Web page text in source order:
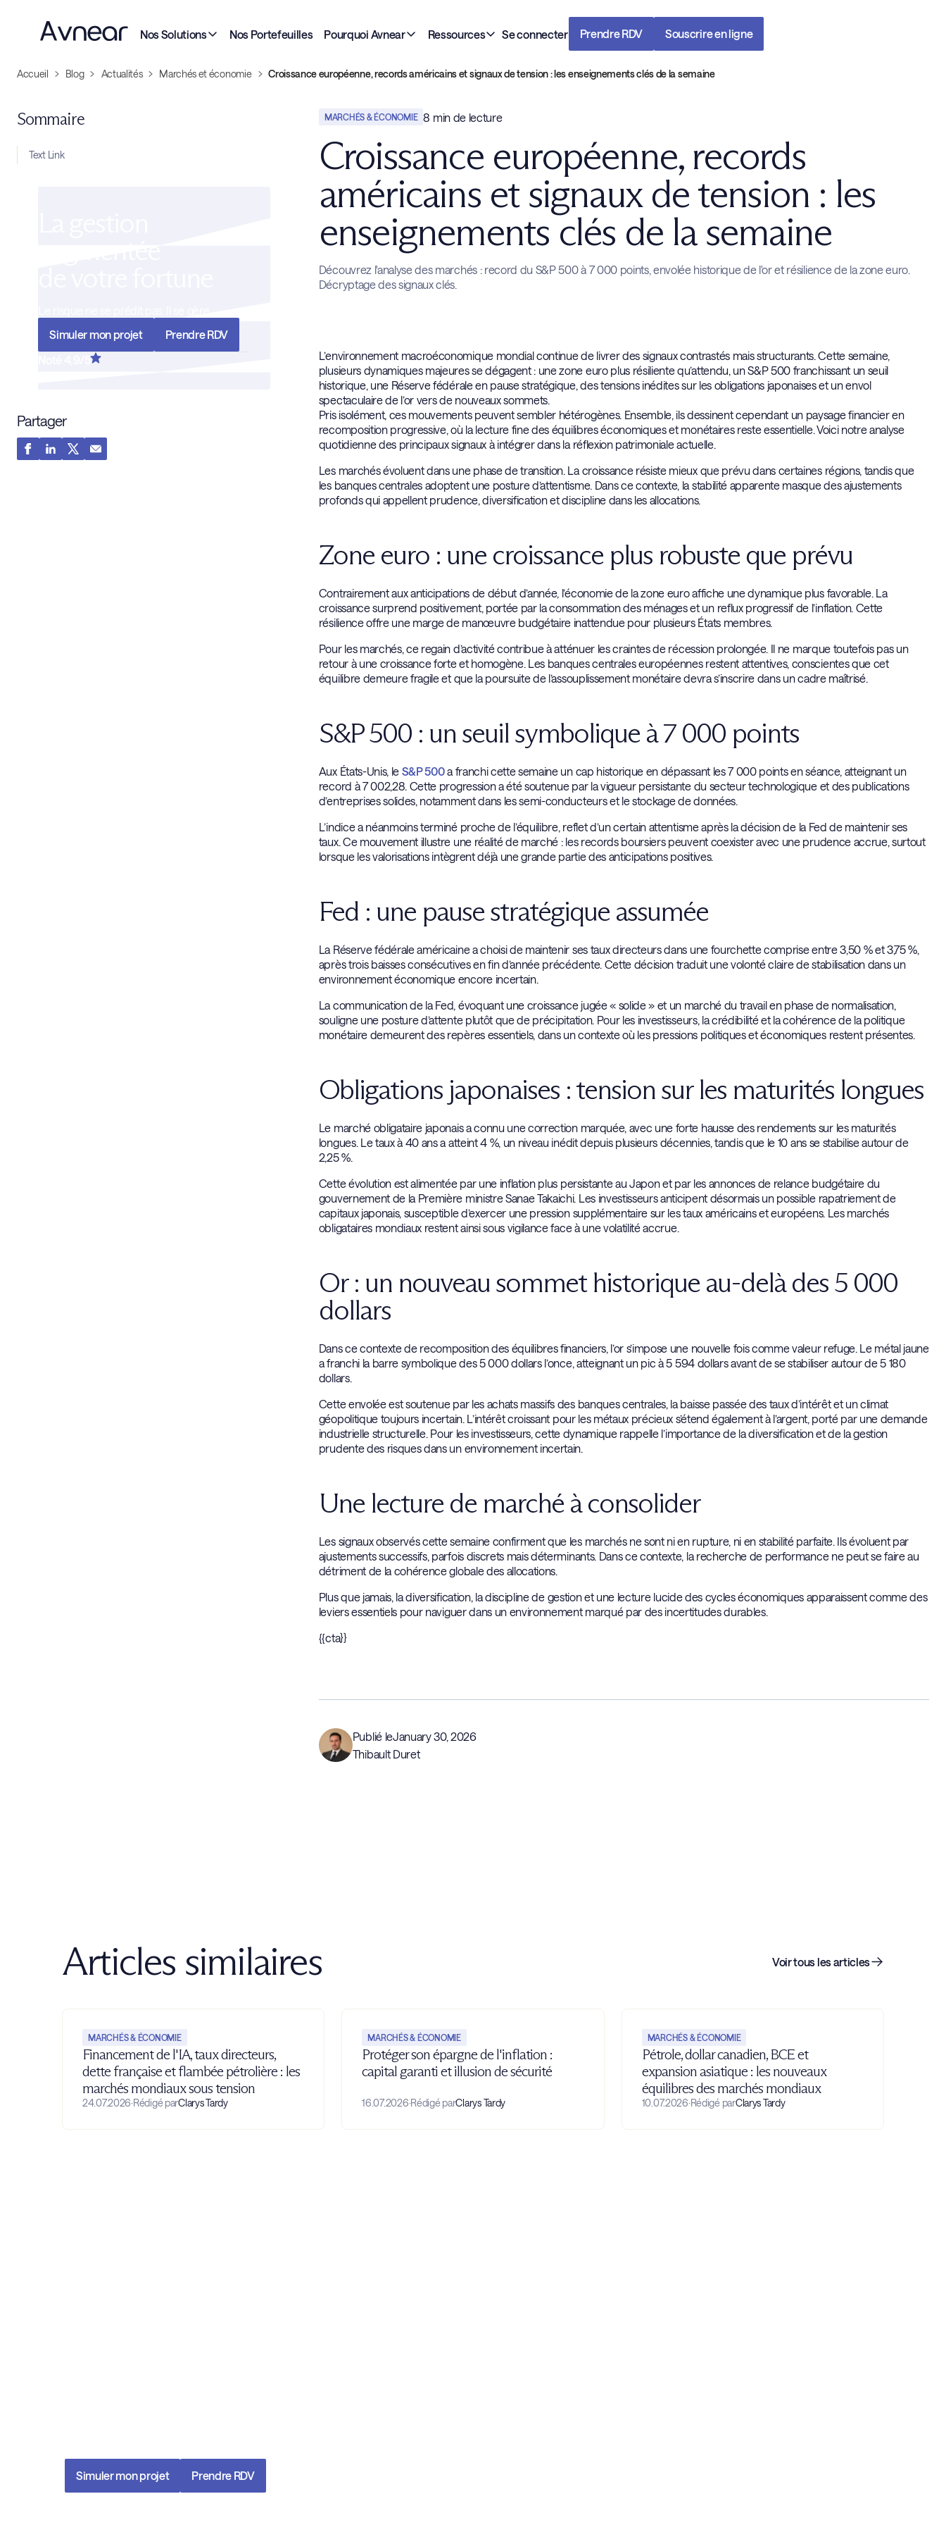
Nos Solutions Nos Portefeuilles Pourquoi Avnear Ressources Se connecter Prendre RDV Souscrire en ligne
Accueil Blog Actualités Marchés et économie Croissance européenne, records américains et signaux de tension : les enseignements clés de la semaine
Sommaire
Text Link
Simuler mon projet
Prendre RDV
Noté 4,9/5
Partager
MARCHÉS & ÉCONOMIE 8 min de lecture
Croissance européenne, records
américains et signaux de tension : les
enseignements clés de la semaine
Découvrez l'analyse des marchés : record du S&P 500 à 7 000 points, envolée historique de l'or et résilience de la zone euro.
Décryptage des signaux clés.
L’environnement macroéconomique mondial continue de livrer des signaux contrastés mais structurants. Cette semaine,
plusieurs dynamiques majeures se dégagent : une zone euro plus résiliente qu’attendu, un S&P 500 franchissant un seuil
historique, une Réserve fédérale en pause stratégique, des tensions inédites sur les obligations japonaises et un envol
spectaculaire de l’or vers de nouveaux sommets.
Pris isolément, ces mouvements peuvent sembler hétérogènes. Ensemble, ils dessinent cependant un paysage financier en
recomposition progressive, où la lecture fine des équilibres économiques et monétaires reste essentielle. Voici notre analyse
quotidienne des principaux signaux à intégrer dans la réflexion patrimoniale actuelle.
Les marchés évoluent dans une phase de transition. La croissance résiste mieux que prévu dans certaines régions, tandis que
les banques centrales adoptent une posture d’attentisme. Dans ce contexte, la stabilité apparente masque des ajustements
profonds qui appellent prudence, diversification et discipline dans les allocations.
Zone euro : une croissance plus robuste que prévu
Contrairement aux anticipations de début d’année, l’économie de la zone euro affiche une dynamique plus favorable. La
croissance surprend positivement, portée par la consommation des ménages et un reflux progressif de l’inflation. Cette
résilience offre une marge de manœuvre budgétaire inattendue pour plusieurs États membres.
Pour les marchés, ce regain d’activité contribue à atténuer les craintes de récession prolongée. Il ne marque toutefois pas un
retour à une croissance forte et homogène. Les banques centrales européennes restent attentives, conscientes que cet
équilibre demeure fragile et que la poursuite de l’assouplissement monétaire devra s’inscrire dans un cadre maîtrisé.
S&P 500 : un seuil symbolique à 7 000 points
Aux États-Unis, le S&P 500a franchi cette semaine un cap historique en dépassant les 7 000 points en séance, atteignant un
record à 7 002,28. Cette progression a été soutenue par la vigueur persistante du secteur technologique et des publications
d’entreprises solides, notamment dans les semi-conducteurs et le stockage de données.
L’indice a néanmoins terminé proche de l’équilibre, reflet d’un certain attentisme après la décision de la Fed de maintenir ses
taux. Ce mouvement illustre une réalité de marché : les records boursiers peuvent coexister avec une prudence accrue, surtout
lorsque les valorisations intègrent déjà une grande partie des anticipations positives.
Fed : une pause stratégique assumée
La Réserve fédérale américaine a choisi de maintenir ses taux directeurs dans une fourchette comprise entre 3,50 % et 3,75 %,
après trois baisses consécutives en fin d’année précédente. Cette décision traduit une volonté claire de stabilisation dans un
environnement économique encore incertain.
La communication de la Fed, évoquant une croissance jugée « solide » et un marché du travail en phase de normalisation,
souligne une posture d’attente plutôt que de précipitation. Pour les investisseurs, la crédibilité et la cohérence de la politique
monétaire demeurent des repères essentiels, dans un contexte où les pressions politiques et économiques restent présentes.
Obligations japonaises : tension sur les maturités longues
Le marché obligataire japonais a connu une correction marquée, avec une forte hausse des rendements sur les maturités
longues. Le taux à 40 ans a atteint 4 %, un niveau inédit depuis plusieurs décennies, tandis que le 10 ans se stabilise autour de
2,25 %.
Cette évolution est alimentée par une inflation plus persistante au Japon et par les annonces de relance budgétaire du
gouvernement de la Première ministre Sanae Takaichi. Les investisseurs anticipent désormais un possible rapatriement de
capitaux japonais, susceptible d’exercer une pression supplémentaire sur les taux américains et européens. Les marchés
obligataires mondiaux restent ainsi sous vigilance face à une volatilité accrue.
Or : un nouveau sommet historique au-delà des 5 000
dollars
Dans ce contexte de recomposition des équilibres financiers, l’or s’impose une nouvelle fois comme valeur refuge. Le métal jaune
a franchi la barre symbolique des 5 000 dollars l’once, atteignant un pic à 5 594 dollars avant de se stabiliser autour de 5 180
dollars.
Cette envolée est soutenue par les achats massifs des banques centrales, la baisse passée des taux d’intérêt et un climat
géopolitique toujours incertain. L’intérêt croissant pour les métaux précieux s’étend également à l’argent, porté par une demande
industrielle structurelle. Pour les investisseurs, cette dynamique rappelle l’importance de la diversification et de la gestion
prudente des risques dans un environnement incertain.
Une lecture de marché à consolider
Les signaux observés cette semaine confirment que les marchés ne sont ni en rupture, ni en stabilité parfaite. Ils évoluent par
ajustements successifs, parfois discrets mais déterminants. Dans ce contexte, la recherche de performance ne peut se faire au
détriment de la cohérence globale des allocations.
Plus que jamais, la diversification, la discipline de gestion et une lecture lucide des cycles économiques apparaissent comme des
leviers essentiels pour naviguer dans un environnement marqué par des incertitudes durables.
{{cta}}
Publié leJanuary 30, 2026
Thibault Duret
Articles similaires Voir tous les articles
MARCHÉS & ÉCONOMIE
Financement de l'IA, taux directeurs,
dette française et flambée pétrolière : les
marchés mondiaux sous tension
24.07.2026·Rédigé parClarys Tardy
MARCHÉS & ÉCONOMIE
Protéger son épargne de l'inflation :
capital garanti et illusion de sécurité
16.07.2026·Rédigé parClarys Tardy
MARCHÉS & ÉCONOMIE
Pétrole, dollar canadien, BCE et
expansion asiatique : les nouveaux
équilibres des marchés mondiaux
10.07.2026·Rédigé parClarys Tardy
Simuler mon projet Prendre RDV